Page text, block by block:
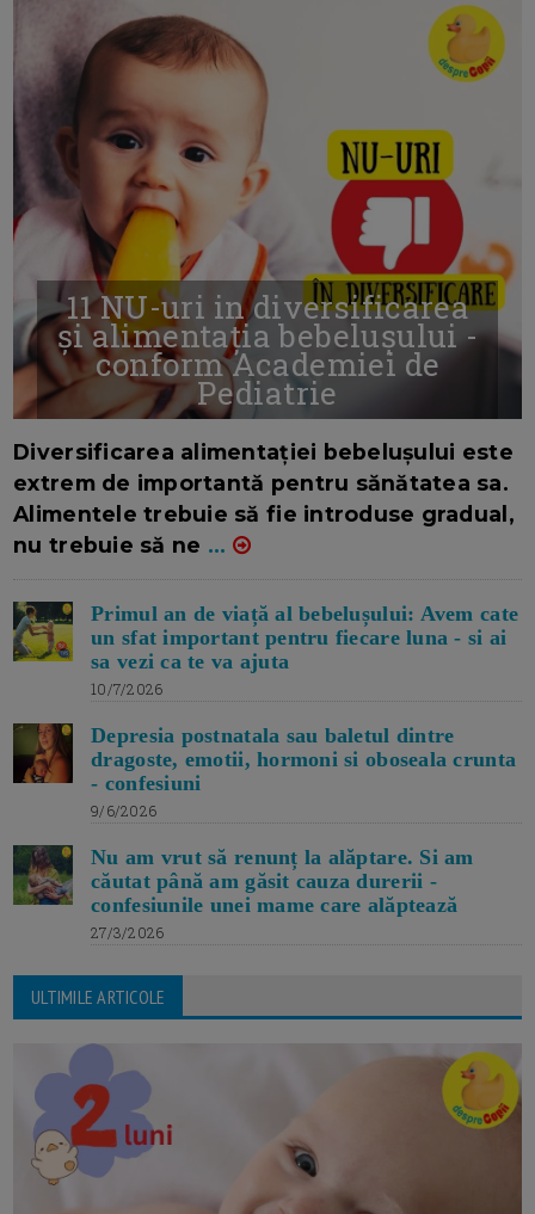
11 NU-uri in diversificarea
și alimentația bebelușului -
conform Academiei de
Pediatrie
Diversificarea alimentației bebelușului este
extrem de importantă pentru sănătatea sa.
Alimentele trebuie să fie introduse gradual,
nu trebuie să ne ...
Primul an de viață al bebelușului: Avem cate
un sfat important pentru fiecare luna - si ai
sa vezi ca te va ajuta
10/7/2026
Depresia postnatala sau baletul dintre
dragoste, emotii, hormoni si oboseala crunta
- confesiuni
9/6/2026
Nu am vrut să renunț la alăptare. Si am
căutat până am găsit cauza durerii -
confesiunile unei mame care alăptează
27/3/2026
ULTIMILE ARTICOLE